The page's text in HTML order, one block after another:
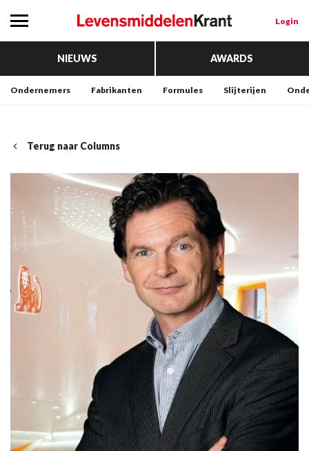
Login
NIEUWS AWARDS
Ondernemers Fabrikanten Formules Slijterijen
Terug naar Columns